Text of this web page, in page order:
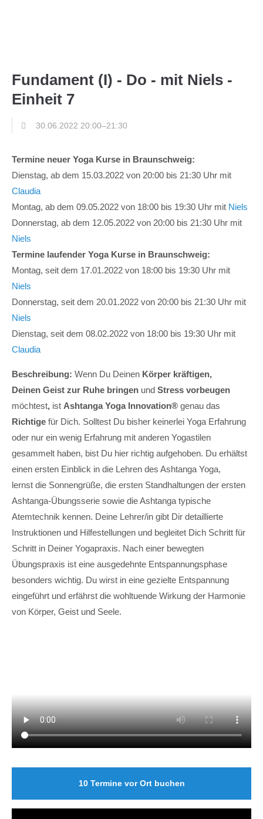
Fundament (I) - Do - mit Niels -
Einheit 7
30.06.2022 20:00–21:30
Termine neuer Yoga Kurse in Braunschweig:
Dienstag, ab dem 15.03.2022 von 20:00 bis 21:30 Uhr mit
Claudia
Montag, ab dem 09.05.2022 von 18:00 bis 19:30 Uhr mit Niels
Donnerstag, ab dem 12.05.2022 von 20:00 bis 21:30 Uhr mit
Niels
Termine laufender Yoga Kurse in Braunschweig:
Montag, seit dem 17.01.2022 von 18:00 bis 19:30 Uhr mit
Niels
Donnerstag, seit dem 20.01.2022 von 20:00 bis 21:30 Uhr mit
Niels
Dienstag, seit dem 08.02.2022 von 18:00 bis 19:30 Uhr mit
Claudia
Beschreibung: Wenn Du Deinen Körper kräftigen,
Deinen Geist zur Ruhe bringen undStress vorbeugen
möchtest, ist Ashtanga Yoga Innovation® genau das
Richtige für Dich. Solltest Du bisher keinerlei Yoga Erfahrung
oder nur ein wenig Erfahrung mit anderen Yogastilen
gesammelt haben, bist Du hier richtig aufgehoben. Du erhältst
einen ersten Einblick in die Lehren des Ashtanga Yoga,
lernst die Sonnengrüße, die ersten Standhaltungen der ersten
Ashtanga-Übungsserie sowie die Ashtanga typische
Atemtechnik kennen. Deine Lehrer/in gibt Dir detaillierte
Instruktionen und Hilfestellungen und begleitet Dich Schritt für
Schritt in Deiner Yogapraxis. Nach einer bewegten
Übungspraxis ist eine ausgedehnte Entspannungsphase
besonders wichtig. Du wirst in eine gezielte Entspannung
eingeführt und erfährst die wohltuende Wirkung der Harmonie
von Körper, Geist und Seele.
10 Termine vor Ort buchen